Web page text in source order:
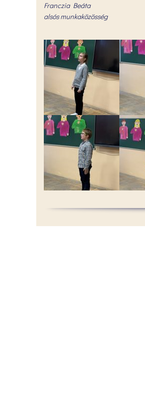
Franczia Beáta
alsós munkaközösség